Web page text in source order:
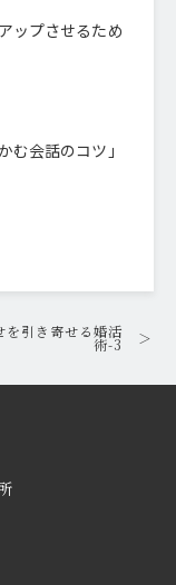
ップさせるため
む会話のコツ」
を引き寄せる婚活
術-3 ＞